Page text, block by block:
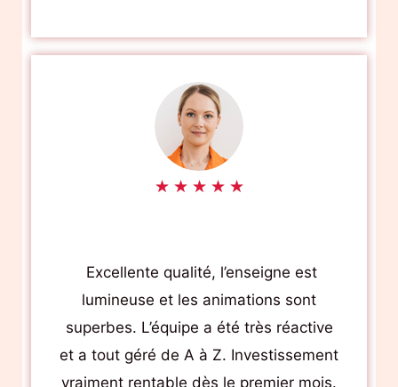
o
★ ★ ★ ★ ★R
e
d
Excellente qualité, l’enseigne est
lumineuse et les animations sont
superbes. L’équipe a été très réactive
et a tout géré de A à Z. Investissement
vraiment rentable dès le premier mois.